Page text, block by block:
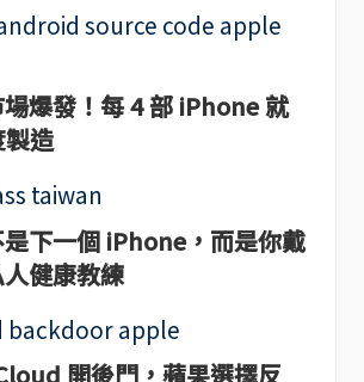
爆發！每 4 部 iPhone 就
造
下一個 iPhone，而是你戴
健康教練
開後門，蘋果選擇反